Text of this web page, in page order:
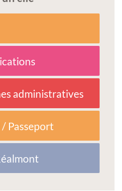
administratives
/ Passeport